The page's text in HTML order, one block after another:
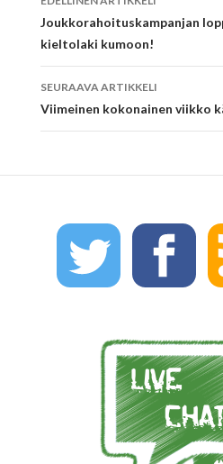
Artikkelien
selaus
Joukkorahoituskampanjan
kieltolaki kumoon!
SEURAAVA ARTIKKELI
Viimeinen kokonainen viikko